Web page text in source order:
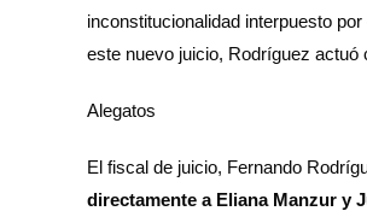
inconstitucionalidad interpuesto
este nuevo juicio, Rodríguez actuó
Alegatos
El fiscal de juicio, Fernando
directamente a Eliana Manzur y